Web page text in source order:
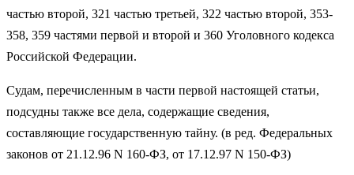
частью второй, 321 частью третьей, 322 частью второй, 353-
358, 359 частями первой и второй и 360 Уголовного кодекса
Российской Федерации.
Судам, перечисленным в части первой настоящей статьи,
подсудны также все дела, содержащие сведения,
составляющие государственную тайну. (в ред. Федеральных
законов от 21.12.96 N 160-ФЗ, от 17.12.97 N 150-ФЗ)